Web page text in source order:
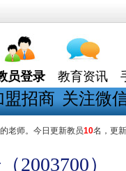
员登录 教育资讯
盟招商 关注微
老师。今日更新教员10名，更
）